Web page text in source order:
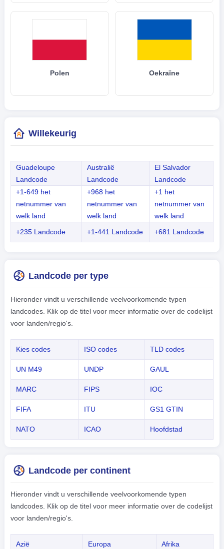
Polen Oekraïne
Willekeurig
Guadeloupe
Landcode
Australië
Landcode
El Salvador
Landcode
+1-649 het
netnummer van
welk land
+968 het
netnummer van
welk land
+1 het
netnummer van
welk land
+235 Landcode
+1-441 Landcode +681 Landcode
Landcode per type
Hieronder vindt u verschillende veelvoorkomende typen
landcodes. Klik op de titel voor meer informatie over de codelijst
voor landen/regio's.
Kies codes ISO codes TLD codes
UN M49 UNDP GAUL
MARC FIPS IOC
FIFA ITU GS1 GTIN
NATO ICAO Hoofdstad
Landcode per continent
Hieronder vindt u verschillende veelvoorkomende typen
landcodes. Klik op de titel voor meer informatie over de codelijst
voor landen/regio's.
Azië Europa Afrika